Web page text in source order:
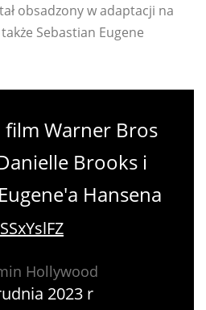
obsadzony w adaptacji na
Sebastian Eugene
film Warner Bros
Brooks i
Hansena
Hollywood
2023 r